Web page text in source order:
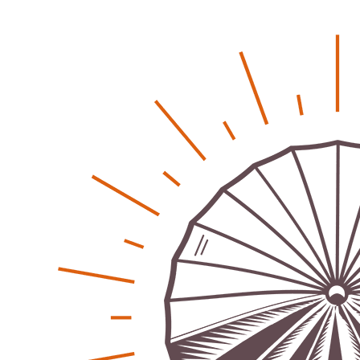
Bürgerjournalisten e.V. im Interview bei Trude Kuh
18. Juli 2026
Bürgerbeteiligung – Fahrradstraße Feldstraße Lehrte
Patrick Reinisch-Fahrland - 23. Juni 2026